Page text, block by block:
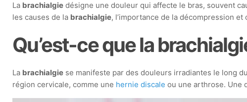
La brachialgie désigne une douleur qui affecte le bras, souvent
les causes de la brachialgie, l’importance de la décompression
Qu’est-ce que la
La brachialgie se manifeste par des douleurs irradiantes le long
région cervicale, comme une hernie discale ou une arthrose. Une